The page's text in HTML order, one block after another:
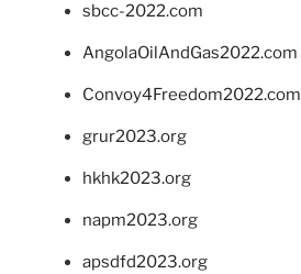
sbcc-2022.com
AngolaOilAndGas2022.com
Convoy4Freedom2022.com
grur2023.org
hkhk2023.org
napm2023.org
apsdfd2023.org